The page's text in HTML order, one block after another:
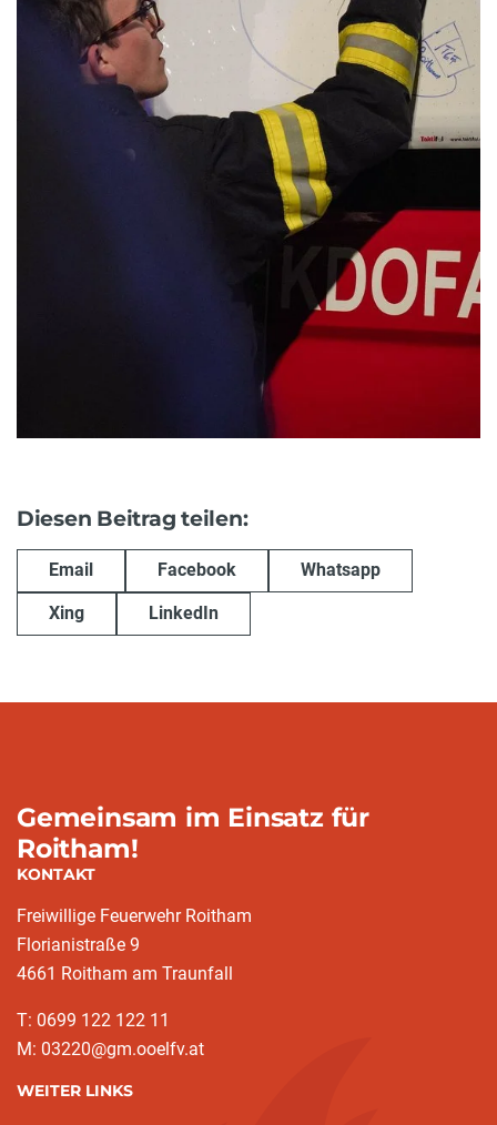
Diesen Beitrag teilen:
Email Facebook Whatsapp
Xing LinkedIn
Gemeinsam im Einsatz für
Roitham!
KONTAKT
Freiwillige Feuerwehr Roitham
Florianistraße 9
4661 Roitham am Traunfall
T: 0699 122 122 11
M: 03220@gm.ooelfv.at
WEITER LINKS